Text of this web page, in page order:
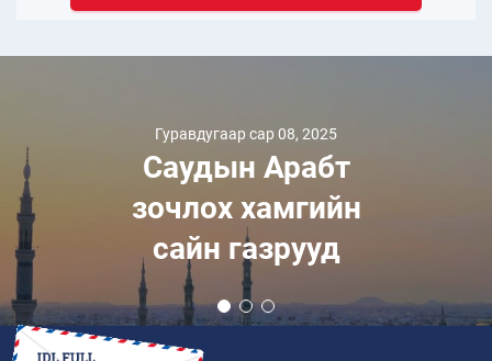
Гуравдугаар сар 08, 2025
Саудын Арабт
зочлох хамгийн
сайн газрууд